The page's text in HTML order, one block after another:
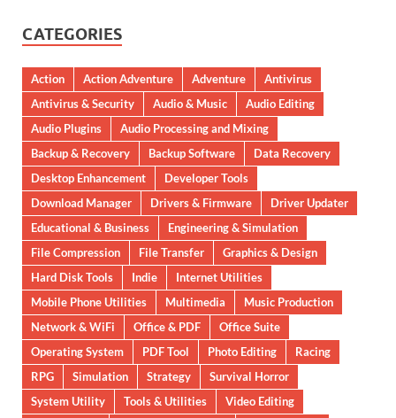
CATEGORIES
Action Action Adventure Adventure
Antivirus
Antivirus & Security
Audio & Music
Audio Editing
Audio Plugins
Audio Processing and Mixing
Backup & Recovery
Backup Software
Data Recovery
Desktop Enhancement
Developer Tools
Download Manager
Drivers & Firmware
Driver Updater
Educational & Business
Engineering & Simulation
File Compression
File Transfer
Graphics & Design
Hard Disk Tools
Indie
Internet Utilities
Mobile Phone Utilities
Multimedia
Music Production
Network & WiFi
Office & PDF
Office Suite
Operating System
PDF Tool Photo Editing
Racing
RPG
Simulation Strategy
Survival Horror
System Utility
Tools & Utilities Video Editing